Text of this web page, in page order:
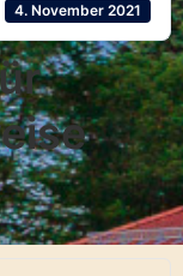
4. November 2021